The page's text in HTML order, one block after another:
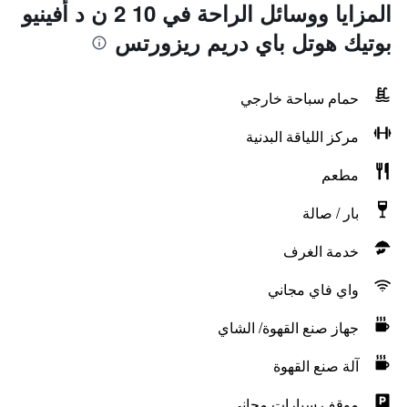
المزايا ووسائل الراحة في 10 2 ن د أفينيو
بوتيك هوتل باي دريم ريزورتس
حمام سباحة خارجي
مركز اللياقة البدنية
مطعم
بار / صالة
خدمة الغرف
واي فاي مجاني
جهاز صنع القهوة/ الشاي
آلة صنع القهوة